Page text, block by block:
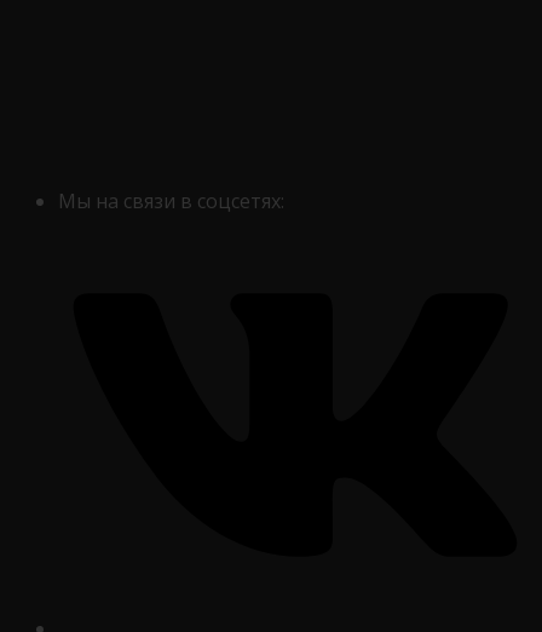
Мы на связи в соцсетях: